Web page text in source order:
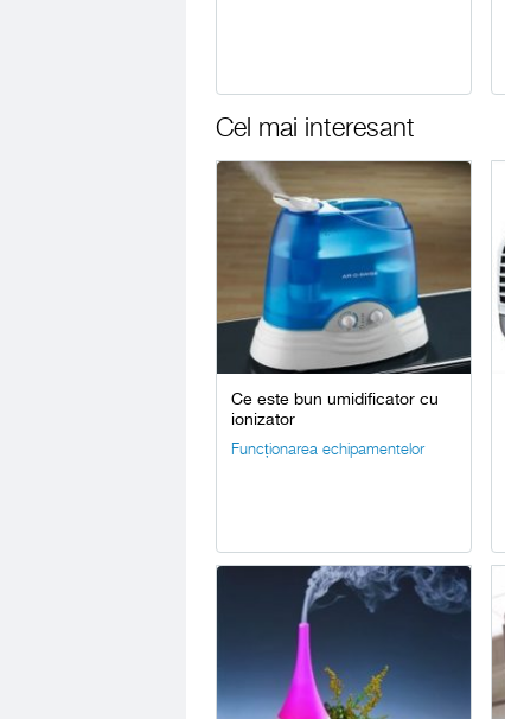
Cel mai interesant
Ce este bun umidificator cu
ionizator
Funcționarea echipamentelor